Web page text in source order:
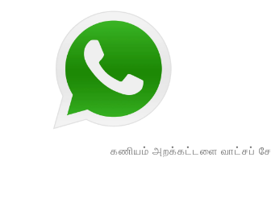
கணியம் அறக்கட்டளை வாட்சப்